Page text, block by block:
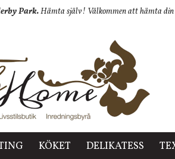
Park.Hämta själv! Välkommen att hämta
KÖKET DELIKATESS